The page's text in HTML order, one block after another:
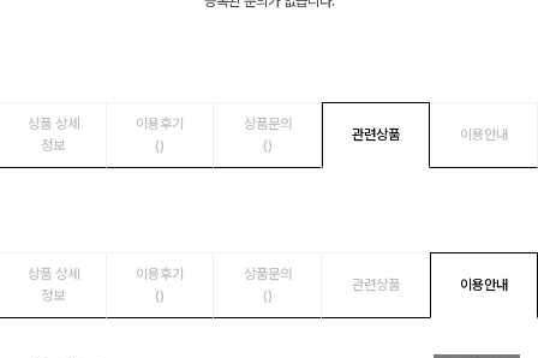
상품 상세
정보
이용후기
()
상품문의
()
관련상품 이용안내
상품 상세
정보
이용후기
()
상품문의
()
관련상품 이용안내